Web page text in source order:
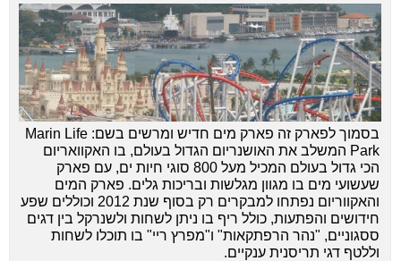
בסמוך לפארק זה פארק מים חדיש ומרשים בשם: Marin Life
Park המשלב את האושנריום הגדול בעולם, בו האקוואריום
הכי גדול בעולם המכיל מעל 800 סוגי חיות ים, עם פארק
שעשועי מים בו מגוון מגלשות ובריכות גלים. פארק המים
והאקווריום נפתחו למבקרים רק בסוף שנת 2012 וכוללים שפע
חידושים והפתעות, כולל ריף בו ניתן לשחות ולשנרקל בין דגים
ססגוניים, "נהר הרפתקאות" ו"מפרץ ריי" בו תוכלו לשחות
וללטף דגי תריסנית ענקיים.